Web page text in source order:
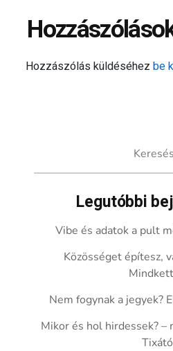
Hozzászólás küldéséhezbe
Legutóbbi
Vibe és adatok a pult
Közösséget építesz,
Nem fogynak a jegyek?
Mikor és hol hirdessek?